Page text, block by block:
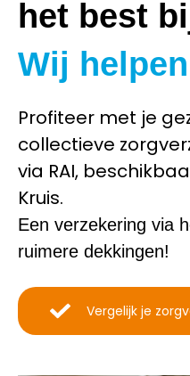
het best
Wij
Profiteer met je
collectieve
via RAI,
Kruis.
Een verzekering via
ruimere dekkingen!
Vergelijk je